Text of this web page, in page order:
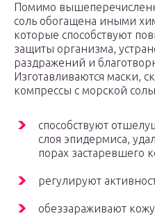
Помимо
соль обогащена иными
которые способствуют
защиты организма,
раздражений и
Изготавливаются маски,
компрессы с морской
способствуют
слоя эпидермиса,
порах застаревшего
регулируют
обеззараживают